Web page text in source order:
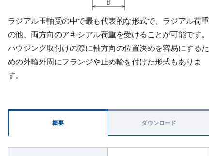
ラジアル玉軸受の中で最も代表的な形式で、ラジアル荷重
の他、両方向のアキシアル荷重を受けることが可能です。
ハウジング取付けの際に軸方向の位置決めを容易にするた
めの外輪外周にフランジや止め輪を付けた形式もありま
す。
概要 ダウンロード